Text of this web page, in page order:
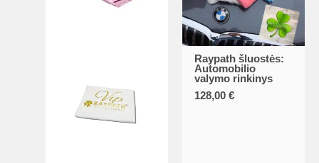
the
product
Raypath šluostės:
Automobilio
valymo rinkinys
128,00€